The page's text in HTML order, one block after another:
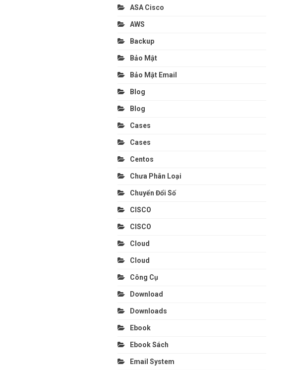
ASA Cisco
AWS
Backup
Bảo Mật
Bảo Mật Email
Blog
Blog
Cases
Cases
Centos
Chưa Phân Loại
Chuyển Đổi Số
CISCO
CISCO
Cloud
Cloud
Công Cụ
Download
Downloads
Ebook
Ebook Sách
Email System